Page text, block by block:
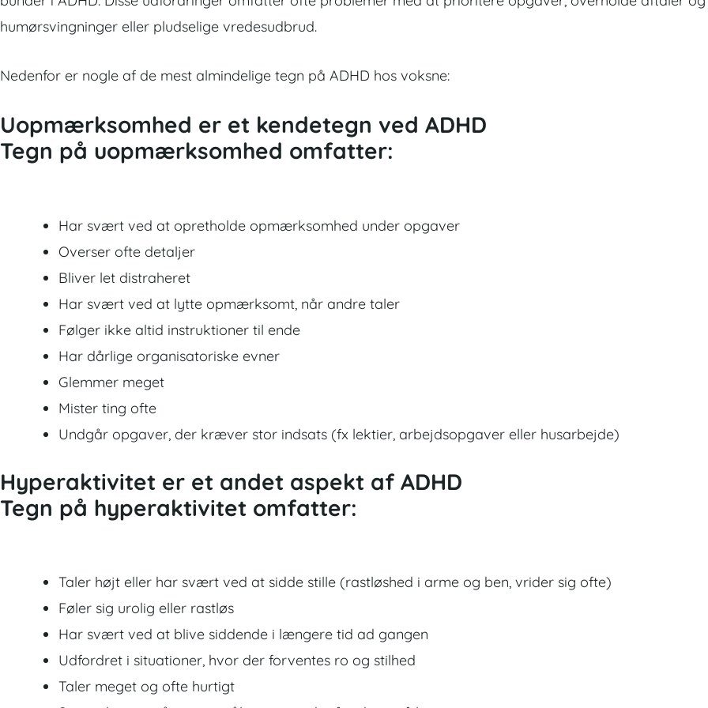
humørsvingninger eller pludselige vredesudbrud.
Nedenfor er nogle af de mest almindelige tegn på ADHD hos voksne:
Uopmærksomhed er et kendetegn ved ADHD
Tegn på uopmærksomhed omfatter:
Har svært ved at opretholde opmærksomhed under opgaver
Overser ofte detaljer
Bliver let distraheret
Har svært ved at lytte opmærksomt, når andre taler
Følger ikke altid instruktioner til ende
Har dårlige organisatoriske evner
Glemmer meget
Mister ting ofte
Undgår opgaver, der kræver stor indsats (fx lektier, arbejdsopgaver eller husarbejde)
Hyperaktivitet er et andet aspekt af ADHD
Tegn på hyperaktivitet omfatter:
Taler højt eller har svært ved at sidde stille (rastløshed i arme og ben, vrider sig ofte)
Føler sig urolig eller rastløs
Har svært ved at blive siddende i længere tid ad gangen
Udfordret i situationer, hvor der forventes ro og stilhed
Taler meget og ofte hurtigt